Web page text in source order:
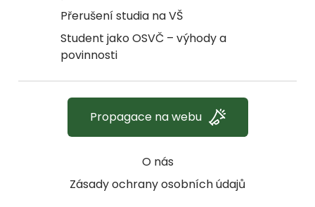
Přerušení studia na VŠ
Student jako OSVČ – výhody a
povinnosti
O nás
Zásady ochrany osobních údajů
Propagace na webu